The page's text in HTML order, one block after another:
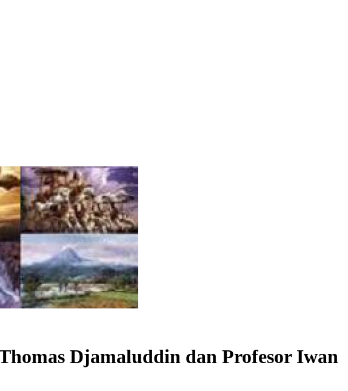
Djamaluddin dan Profesor Iwan